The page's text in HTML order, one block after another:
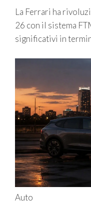
La Ferrari ha
26 con il sistema
significativi in
Auto